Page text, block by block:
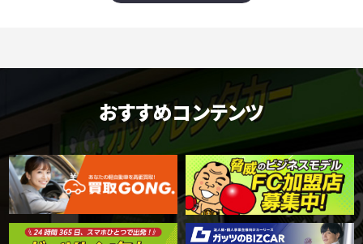
おすすめコンテンツ